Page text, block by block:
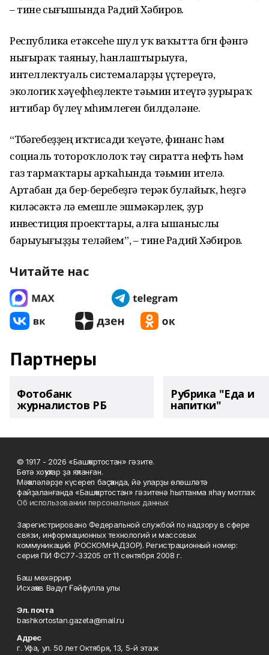
– тине сығышында Радий Хәбиров.
Республика етәксеһе шул уҡ ваҡытта бөгөн фәнгә
нығыраҡ таяныу, һанлаштырыуға,
интеллектуаль системаларҙы үҫтереүгә,
экологик хәүефһеҙлекте тәьмин итеүгә ҙурыраҡ
иғтибар бүлеү мөһимлеген билдәләне.
“Төбәгебеҙҙең иҡтисади ҡеүәте, финанс һәм
социаль тотороҡлолоҡ тәү сиратта нефть һәм
газ тармаҡтары арҡаһында тәьмин ителә.
Артабан да бер-беребеҙгә терәк булайыҡ, һеҙгә
киләсәктә лә емешле эшмәкәрлек, ҙур
инвестиция проекттары, алға ышаныслы
барыуығыҙҙы теләйем”, – тине Радий Хәбиров.
Читайте нас
Партнеры
Фотобанк
журналистов РБ
Рубрика "Еда и
напитки"
© 1917 - 2026 «Башҡортостан» гәзите.
Бөтә хоҡуҡтар ҙа яҡланған.
Мәҡәләләрҙе күсереп баҫҡанда, йә уларҙы өлөшләтә
файҙаланғанда «Башҡортостан» гәзитенә һылтанма яһау мотлаҡ.
Об использовании персональных данных
Зарегистрировано Федеральной службой по надзору в сфере
связи, информационных технологий и массовых
коммуникаций (РОСКОМНАДЗОР). Регистрационный номер:
серия ПИ ФС77-33205 от 11 сентября 2008 г.
Баш мөхәррир
Исхаҡов Вәдүт Ғәйфулла улы
Эл. почта
bashkortostan.gazeta@mail.ru
Адрес
г. Уфа, ул. 50 лет Октября, 13, 5-й этаж